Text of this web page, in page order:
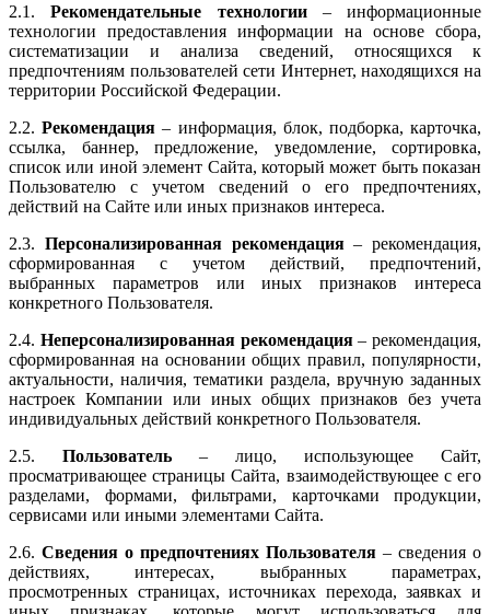
2.1.Рекомендательные технологии– информационные
технологии предоставления информации на основе сбора,
систематизации и анализа сведений, относящихся к
предпочтениям пользователей сети Интернет, находящихся на
территории Российской Федерации.
2.2.Рекомендация – информация, блок, подборка, карточка,
ссылка, баннер, предложение, уведомление, сортировка,
список или иной элемент Сайта, который может быть показан
Пользователю с учетом сведений о его предпочтениях,
действий на Сайте или иных признаков интереса.
2.3. Персонализированная рекомендация– рекомендация,
сформированная с учетом действий, предпочтений,
выбранных параметров или иных признаков интереса
конкретного Пользователя.
2.4. Неперсонализированная рекомендация– рекомендация,
сформированная на основании общих правил, популярности,
актуальности, наличия, тематики раздела, вручную заданных
настроек Компании или иных общих признаков без учета
индивидуальных действий конкретного Пользователя.
2.5. Пользователь – лицо, использующее Сайт,
просматривающее страницы Сайта, взаимодействующее с его
разделами, формами, фильтрами, карточками продукции,
сервисами или иными элементами Сайта.
2.6. Сведения о предпочтениях Пользователя – сведения о
действиях, интересах, выбранных параметрах,
просмотренных страницах, источниках перехода, заявках и